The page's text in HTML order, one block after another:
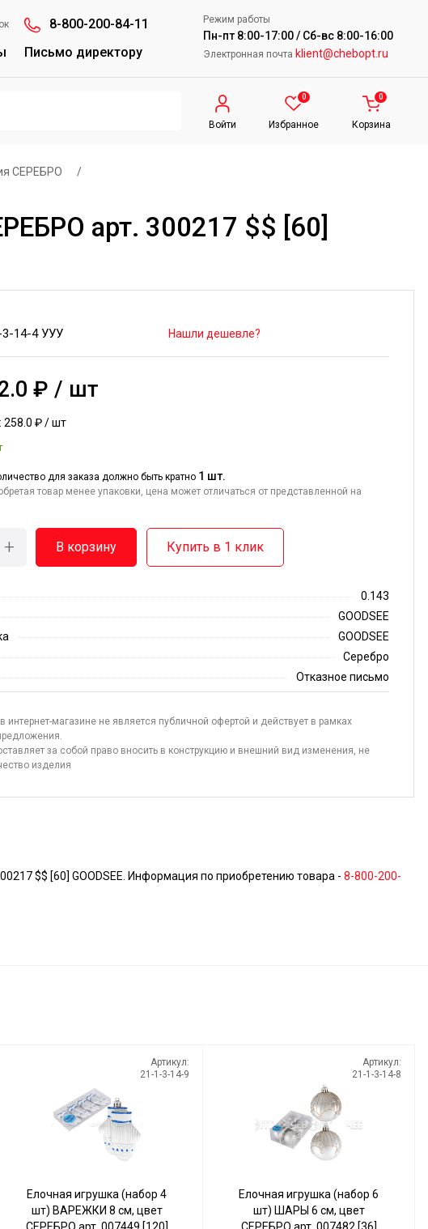
8-800-200-84-11
Письмо директору
Режим работы
Пн-пт 8:00-17:00 / Сб-вс 8:00-16:00
Электронная почта klient@chebopt.ru
Войти
0
Избранное
0
Корзина
СЕРЕБРО
/
арт. 300217 $$ [60]
3-14-4 УУУ Нашли дешевле?
₽ / шт
258.0 ₽ / шт
для заказа должно быть кратно 1 шт.
товар менее упаковки, цена может отличаться от представленной на
+ В корзину Купить в 1 клик
0.143
GOODSEE
GOODSEE
Серебро
Отказное письмо
интернет-магазине не является публичной офертой и действует в рамках
за собой право вносить в конструкцию и внешний вид изменения, не
изделия
$$ [60] GOODSEE. Информация по приобретению товара - 8-800-200-
Артикул:
21-1-3-14-9
Елочная игрушка (набор 4
шт) ВАРЕЖКИ 8 см, цвет
Артикул:
21-1-3-14-8
Елочная игрушка (набор 6
шт) ШАРЫ 6 см, цвет